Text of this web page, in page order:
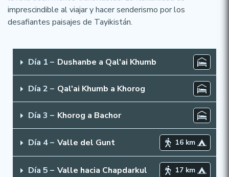
imprescindible al viajar y hacer senderismo por los
desafiantes paisajes de Tayikistán.
Día 1 – Dushanbe a Qal'ai Khumb
La recogida es por la mañana en la ubicación que
desees en Dushanbe. Luego realizamos una sesión
informativa y distribuimos el equipo y las
provisiones. Después, nos dirigimos hacia el este
de Tayikistán en automóvil. Por la tarde, llegamos
a la ciudad de Qul'ai Khumb (1250 m), que se
encuentra a medio camino de Khorog, la capital del
Pamir. En Qul’ai Khumb, pasamos la noche.
Día 2 – Qal'ai Khumb a Khorog
El segundo día, continuamos nuestro viaje hacia las
altas montañas. Conducimos todo el día por la
Pamir Highway sobre las orillas del río Panj, que
forma la frontera entre Tayikistán y Afganistán.
Aquí ya tienes la primera sucesión de vistas sobre
Día 3 – Khorog a Bachor
La mañana puede usarse para visitar los lugares de
interés locales en Khorog. Por la tarde, primero
conducimos hasta un jardín botánico con una
Día 4 – Valle del Gunt 16 km
El verdadero trekking comienza el cuarto día.
Día 5 – Valle hacia Chapdarkul 17 km